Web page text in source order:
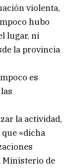
violenta,
hubo
lugar, ni
la provincia
es
la actividad,
«dicha
Ministerio de